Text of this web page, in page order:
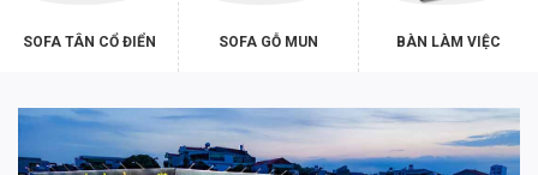
SOFA TÂN CỔ ĐIỂN SOFA GỖ MUN BÀN LÀM VIỆC